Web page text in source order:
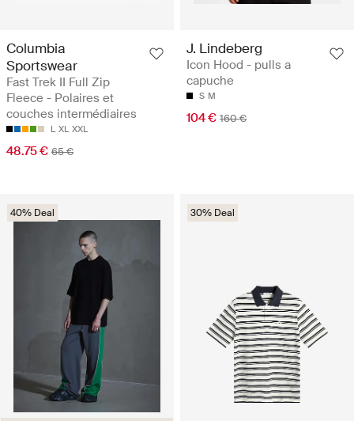
Columbia
Sportswear
Fast Trek II Full Zip
Fleece - Polaires et
couches intermédiaires
L XL XXL
48.75 € 65 €
J. Lindeberg
Icon Hood - pulls a
capuche
S M
104 € 160 €
40% Deal 30% Deal